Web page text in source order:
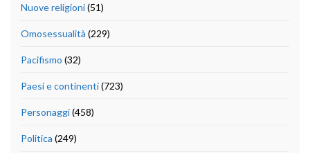
Nuove religioni(51)
Omosessualità (229)
Pacifismo (32)
Paesi e continenti(723)
Personaggi(458)
Politica (249)